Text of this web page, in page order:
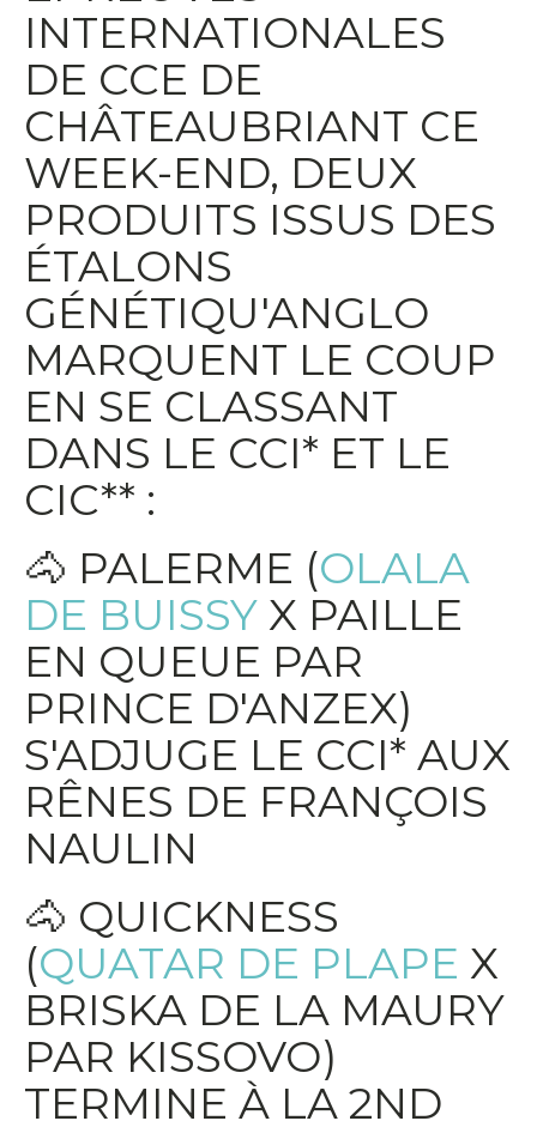
INTERNATIONALES
DE CCE DE
CHÂTEAUBRIANT CE
WEEK-END, DEUX
PRODUITS ISSUS DES
ÉTALONS
GÉNÉTIQU'ANGLO
MARQUENT LE COUP
EN SE CLASSANT
DANS LE CCI* ET LE
CIC** :
🐴 PALERME (OLALA
DE BUISSY X PAILLE
EN QUEUE PAR
PRINCE D'ANZEX)
S'ADJUGE LE CCI* AUX
RÊNES DE FRANÇOIS
NAULIN
🐴 QUICKNESS
(QUATAR DE PLAPE X
BRISKA DE LA MAURY
PAR KISSOVO)
TERMINE À LA 2ND